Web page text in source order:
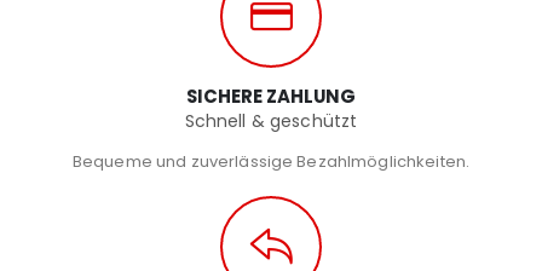
SICHERE ZAHLUNG
Schnell & geschützt
Bequeme und zuverlässige Bezahlmöglichkeiten.